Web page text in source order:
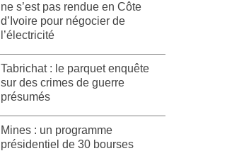
ne s’est pas rendue en Côte
d’Ivoire pour négocier de
l’électricité
Tabrichat : le parquet enquête
sur des crimes de guerre
présumés
Mines : un programme
présidentiel de 30 bourses